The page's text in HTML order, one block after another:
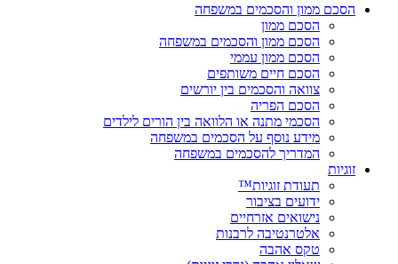
הסכם ממון והסכמים במשפחה
הסכם ממון
הסכם ממון והסכמים במשפחה
הסכם ממון עממי
הסכם חיים משותפים
צוואה והסכמים בין יורשים
הסכם הפריה
הסכמי מתנה או הלוואה בין הורים לילדים
מידע נוסף על הסכמים במשפחה
המדריך להסכמים במשפחה
זוגיות
תעודת זוגיות™
ידועים בציבור
נישואים אזרחיים
אלטרנטיבה לרבנות
טקס אהבה